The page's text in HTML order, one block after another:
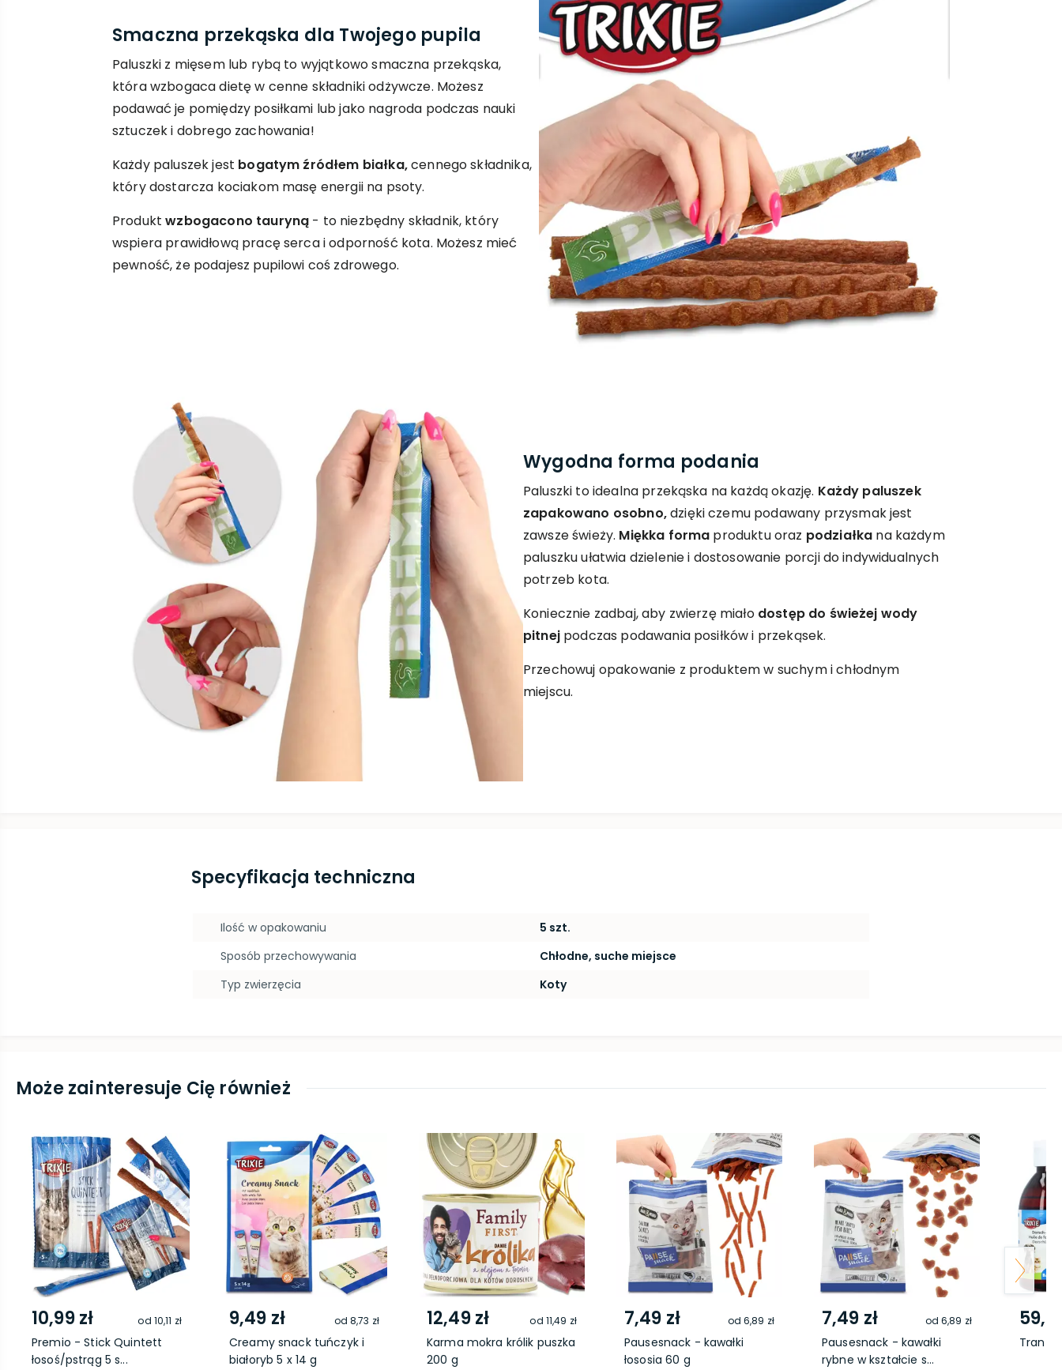
Smaczna przekąska dla Twojego pupila
Paluszki z mięsem lub rybą to wyjątkowo smaczna przekąska,
która wzbogaca dietę w cenne składniki odżywcze. Możesz
podawać je pomiędzy posiłkami lub jako nagroda podczas nauki
sztuczek i dobrego zachowania!
Każdy paluszek jest bogatym źródłem białka,cennego składnika,
który dostarcza kociakom masę energii na psoty.
Produktwzbogacono tauryną - to niezbędny składnik, który
wspiera prawidłową pracę serca i odporność kota. Możesz mieć
pewność, że podajesz pupilowi coś zdrowego.
Wygodna forma podania
Paluszki to idealna przekąska na każdą okazję. Każdy paluszek
zapakowano osobno,dzięki czemu podawany przysmak jest
zawsze świeży. Miękka forma produktu oraz podziałka na każdym
paluszku ułatwia dzielenie i dostosowanie porcji do indywidualnych
potrzeb kota.
Koniecznie zadbaj, aby zwierzę miało dostęp do świeżej wody
pitnejpodczas podawania posiłków i przekąsek.
Przechowuj opakowanie z produktem w suchym i chłodnym
miejscu.
Specyfikacja techniczna
Ilość w opakowaniu
5 szt.
Sposób przechowywania
Chłodne, suche miejsce
Typ zwierzęcia
Koty
Może zainteresuje Cię również
10,99 zł od 10,11 zł
Premio - Stick Quintett
łosoś/pstrąg 5 s...
9,49 zł od8,73 zł
Creamy snack tuńczyk i
białoryb 5 x 14 g
12,49 zł od 11,49 zł
Karma mokra królik puszka
200 g
7,49 zł od6,89 zł
Pausesnack - kawałki
łososia 60 g
7,49 zł od6,89 zł
Pausesnack - kawałki
rybne w kształcie s...
Tran z